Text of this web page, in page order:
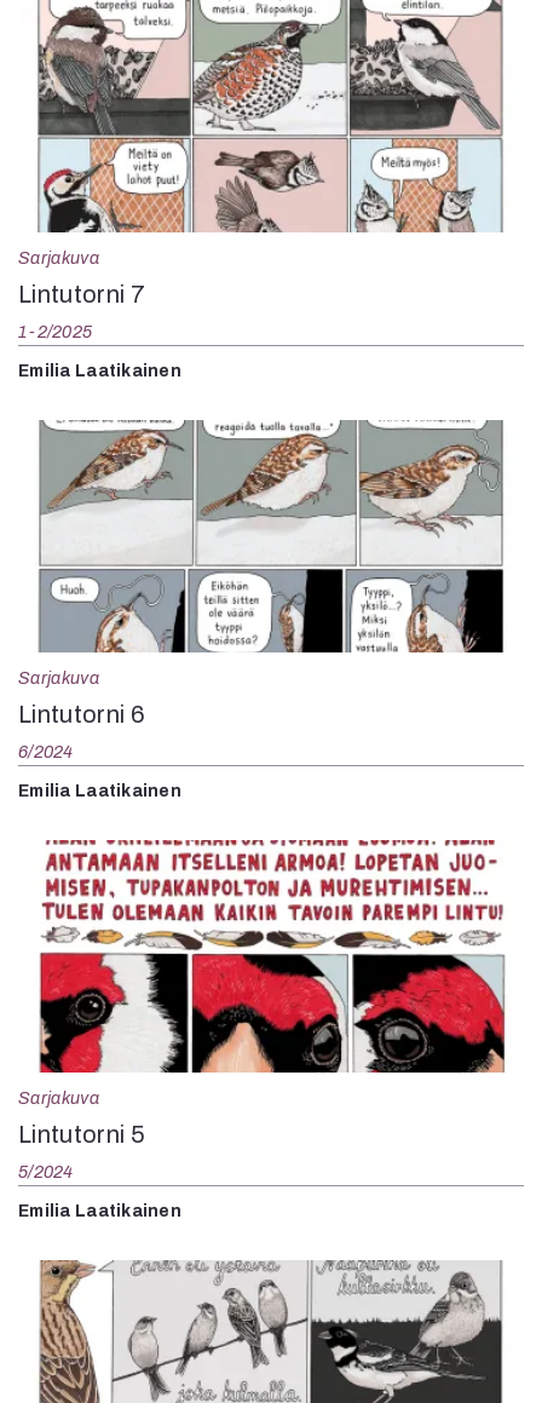
Sarjakuva
Lintutorni 7
1-2/2025
Emilia Laatikainen
Sarjakuva
Lintutorni 6
6/2024
Emilia Laatikainen
Sarjakuva
Lintutorni 5
5/2024
Emilia Laatikainen